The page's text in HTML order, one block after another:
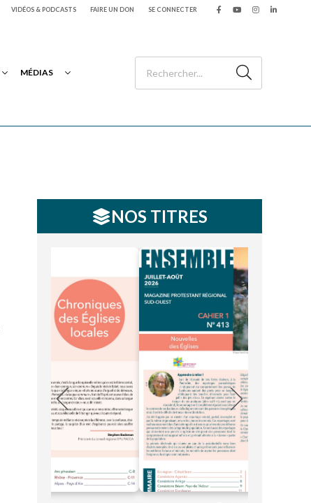
VIDÉOS & PODCASTS FAIRE UN DON SE CONNECTER
MÉDIAS
NOS TITRES